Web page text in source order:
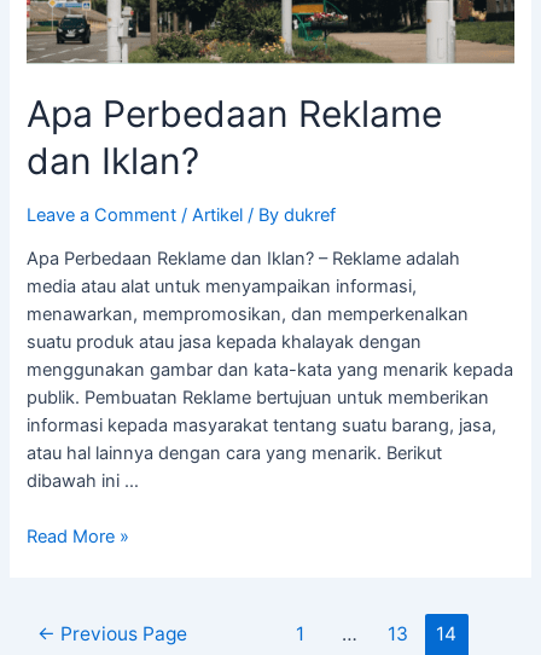
Apa Perbedaan Reklame
dan Iklan?
Leave a Comment /Artikel / Bydukref
Apa Perbedaan Reklame dan Iklan? – Reklame adalah
media atau alat untuk menyampaikan informasi,
menawarkan, mempromosikan, dan memperkenalkan
suatu produk atau jasa kepada khalayak dengan
menggunakan gambar dan kata-kata yang menarik kepada
publik. Pembuatan Reklame bertujuan untuk memberikan
informasi kepada masyarakat tentang suatu barang, jasa,
atau hal lainnya dengan cara yang menarik. Berikut
dibawah ini …
Read More »
← Previous Page 1 … 13 14